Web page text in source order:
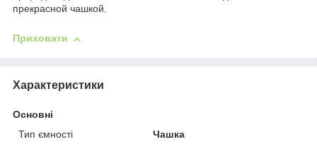
прекрасной чашкой.
Приховати
Характеристики
Основні
Тип ємності
Чашка